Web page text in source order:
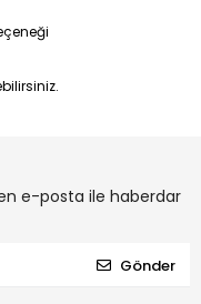
e-posta ile haberdar
Gönder